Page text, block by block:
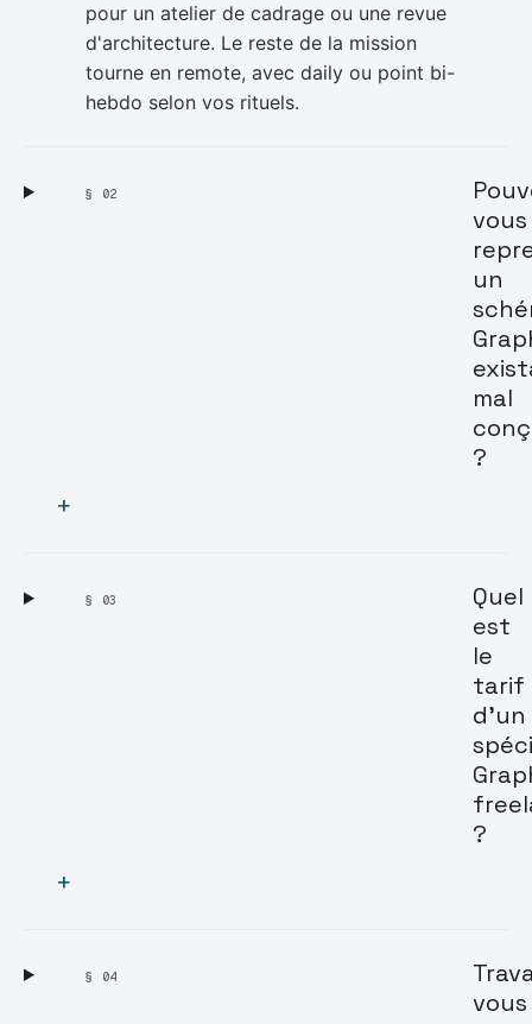
pour un atelier de cadrage ou une revue
d'architecture. Le reste de la mission
tourne en remote, avec daily ou point bi-
hebdo selon vos rituels.
§ 02
vous
un
mal
?
+
§ 03
Quel
est
le
tarif
d'un
?
+
§ 04
vous